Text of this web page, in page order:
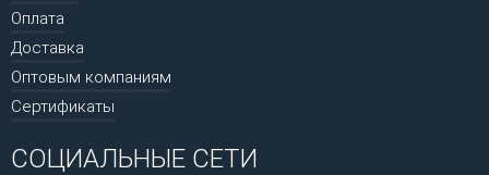
Оплата
Доставка
Оптовым компаниям
Сертификаты
СОЦИАЛЬНЫЕ СЕТИ